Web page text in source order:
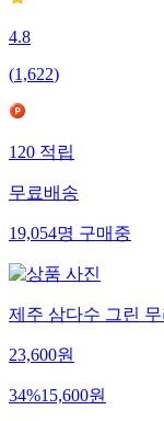
4.8
(1,622)
120적립
무료배송
19,054명구매중
제주 삼다수 그린
23,600원
34%15,600원